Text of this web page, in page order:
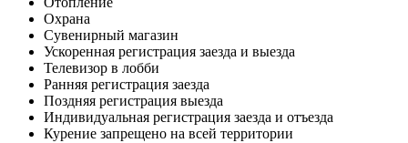
Охрана
Сувенирный магазин
Ускоренная регистрация заезда и выезда
Телевизор в лобби
Ранняя регистрация заезда
Поздняя регистрация выезда
Индивидуальная регистрация заезда и отъезда
Курение запрещено на всей территории